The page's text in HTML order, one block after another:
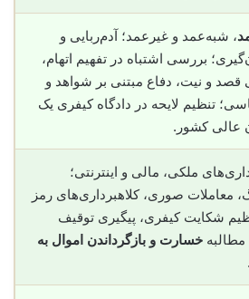
، شبه‌عمد و غیرعمد؛ آدم‌ربایی و
بررسی اشتباه در تفهیم اتهام،
قصد و نیت، دفاع مبتنی بر شواهد و
تنظیم لایحه در دادگاه کیفری یک
عالی کشور.
ملکی، مالی و اینترنتی؛
معاملات صوری، کلاهبرداری‌های رمز
شکایت کیفری، پیگیری توقیف
مطالبه خسارت و بازگرداندن اموال به
.